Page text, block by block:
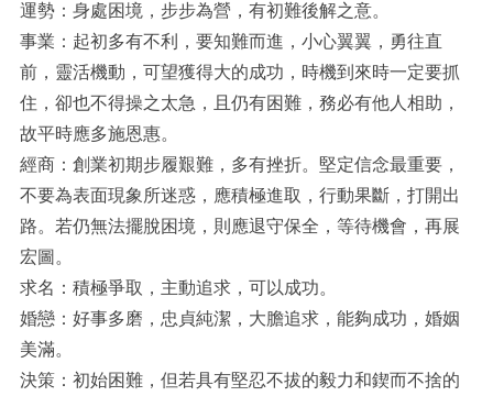
運勢：身處困境，步步為營，有初難後解之意。
事業：起初多有不利，要知難而進，小心翼翼，勇往直
前，靈活機動，可望獲得大的成功，時機到來時一定要抓
住，卻也不得操之太急，且仍有困難，務必有他人相助，
故平時應多施恩惠。
經商：創業初期步履艱難，多有挫折。堅定信念最重要，
不要為表面現象所迷惑，應積極進取，行動果斷，打開出
路。若仍無法擺脫困境，則應退守保全，等待機會，再展
宏圖。
求名：積極爭取，主動追求，可以成功。
婚戀：好事多磨，忠貞純潔，大膽追求，能夠成功，婚姻
美滿。
決策：初始困難，但若具有堅忍不拔的毅力和鍥而不捨的